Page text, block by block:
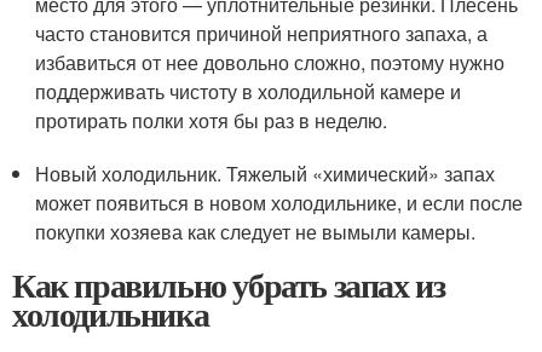
часто становится причиной неприятного запаха, а
избавиться от нее довольно сложно, поэтому нужно
поддерживать чистоту в холодильной камере и
протирать полки хотя бы раз в неделю.
Новый холодильник. Тяжелый «химический» запах
может появиться в новом холодильнике, и если после
покупки хозяева как следует не вымыли камеры.
Как правильно убрать запах из
холодильника